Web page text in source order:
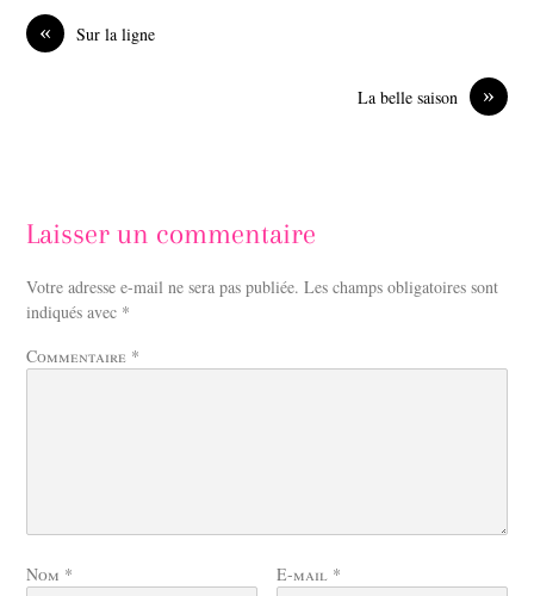
o
o
k
I
« Sur la ligne
»
La belle saison
Laisser un commentaire
Votre adresse e-mail ne sera pas publiée. Les champs obligatoires sont
indiqués avec *
Commentaire *
Nom * E-mail *